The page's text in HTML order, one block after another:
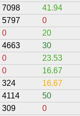
7098 41.94
5797 0
0 20
4663 30
0 23.53
0 16.67
324 16.67
4114 50
309 0